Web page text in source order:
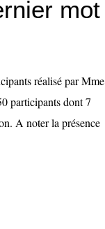
mot
réalisé par Mme
participants dont 7
A noter la présence